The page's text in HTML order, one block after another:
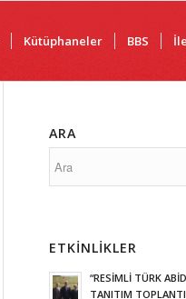
Kütüphaneler BBS
ARA
ETKINLIKLER
“RESİMLİ TÜRK
TANITIM